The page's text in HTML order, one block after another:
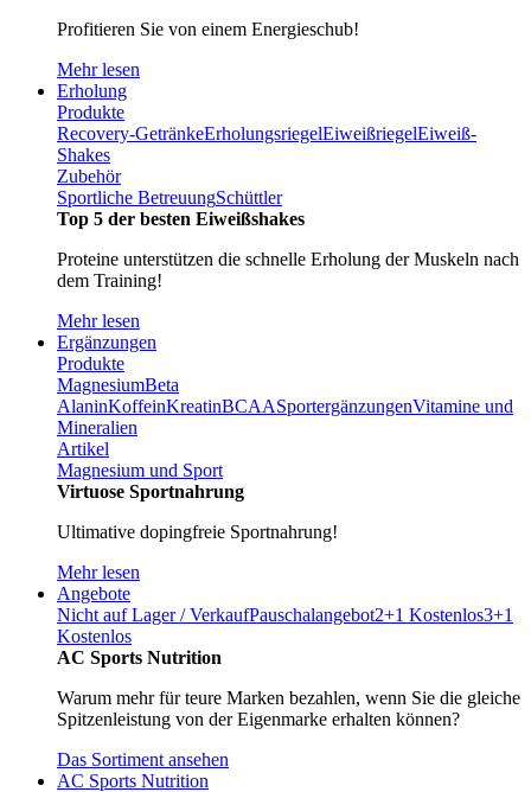
Profitieren Sie von einem Energieschub!
Mehr lesen
Erholung
Produkte
Recovery-GetränkeErholungsriegelEiweißriegelEiweiß-
Shakes
Zubehör
Sportliche BetreuungSchüttler
Top 5 der besten Eiweißshakes
Proteine unterstützen die schnelle Erholung der Muskeln nach
dem Training!
Mehr lesen
Ergänzungen
Produkte
MagnesiumBeta
AlaninKoffeinKreatinBCAASportergänzungenVitamine und
Mineralien
Artikel
Magnesium und Sport
Virtuose Sportnahrung
Ultimative dopingfreie Sportnahrung!
Mehr lesen
Angebote
Nicht auf Lager / VerkaufPauschalangebot2+1 Kostenlos3+1
Kostenlos
AC Sports Nutrition
Warum mehr für teure Marken bezahlen, wenn Sie die gleiche
Spitzenleistung von der Eigenmarke erhalten können?
Das Sortiment ansehen
AC Sports Nutrition